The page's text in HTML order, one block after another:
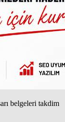
belgeleri takdim